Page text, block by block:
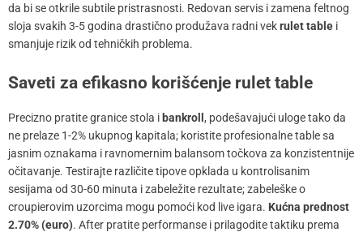
da bi se otkrile subtile pristrasnosti. Redovan servis i zamena feltnog
sloja svakih 3-5 godina drastično produžava radni vekrulet table i
smanjuje rizik od tehničkih problema.
Saveti za efikasno korišćenje rulet table
Precizno pratite granice stola ibankroll, podešavajući uloge tako da
ne prelaze 1-2% ukupnog kapitala; koristite profesionalne table sa
jasnim oznakama i ravnomernim balansom točkova za konzistentnije
očitavanje. Testirajte različite tipove opklada u kontrolisanim
sesijama od 30-60 minuta i zabeležite rezultate; zabeleške o
croupierovim uzorcima mogu pomoći kod live igara. Kućna prednost
2.70% (euro). After pratite performanse i prilagodite taktiku prema